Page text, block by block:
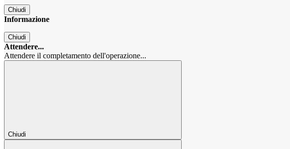
Chiudi
Informazione
Chiudi
Attendere...
Attendere il completamento dell'operazione...
Chiudi